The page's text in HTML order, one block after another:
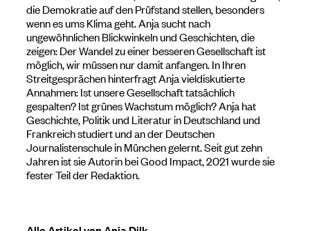
die Demokratie auf den Prüfstand stellen, besonders
wenn es ums Klima geht. Anja sucht nach
ungewöhnlichen Blickwinkeln und Geschichten, die
zeigen: Der Wandel zu einer besseren Gesellschaft ist
möglich, wir müssen nur damit anfangen. In Ihren
Streitgesprächen hinterfragt Anja vieldiskutierte
Annahmen: Ist unsere Gesellschaft tatsächlich
gespalten? Ist grünes Wachstum möglich? Anja hat
Geschichte, Politik und Literatur in Deutschland und
Frankreich studiert und an der Deutschen
Journalistenschule in München gelernt. Seit gut zehn
Jahren ist sie Autorin bei Good Impact, 2021 wurde sie
fester Teil der Redaktion.